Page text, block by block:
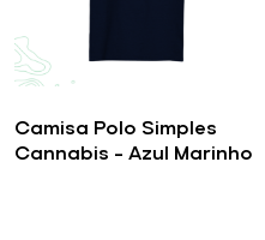
Camisa Polo Simples
Cannabis – Azul Marinho